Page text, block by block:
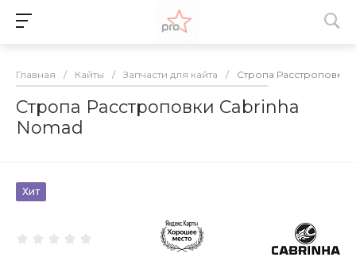
Главная / Кайты / Запчасти для кайта / Стропа Расстроповки
Стропа Расстроповки Cabrinha
Nomad
Хит